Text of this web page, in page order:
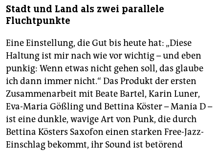
Stadt und Land als zwei parallele
Fluchtpunkte
Eine Einstellung, die Gut bis heute hat: „Diese
Haltung ist mir nach wie vor wichtig – und eben
punkig: Wenn etwas nicht gehen soll, das glaube
ich dann immer nicht.“ Das Produkt der ersten
Zusammenarbeit mit Beate Bartel, Karin Luner,
Eva-Maria Gößling und Bettina Köster – Mania D –
ist eine dunkle, wavige Art von Punk, die durch
Bettina Kösters Saxofon einen starken Free-Jazz-
Einschlag bekommt, ihr Sound ist betörend